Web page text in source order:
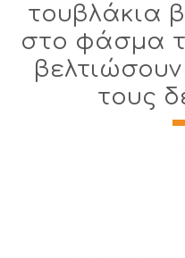
τουβλάκια
στο φάσμα
βελτιώσουν
τους